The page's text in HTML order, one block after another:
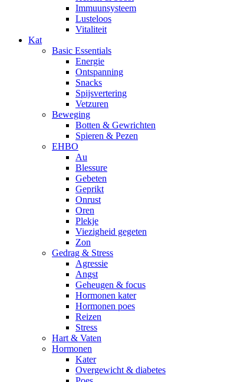
Immuunsysteem
Lusteloos
Vitaliteit
Kat
Basic Essentials
Energie
Ontspanning
Snacks
Spijsvertering
Vetzuren
Beweging
Botten & Gewrichten
Spieren & Pezen
EHBO
Au
Blessure
Gebeten
Geprikt
Onrust
Oren
Plekje
Viezigheid gegeten
Zon
Gedrag & Stress
Agressie
Angst
Geheugen & focus
Hormonen kater
Hormonen poes
Reizen
Stress
Hart & Vaten
Hormonen
Kater
Overgewicht & diabetes